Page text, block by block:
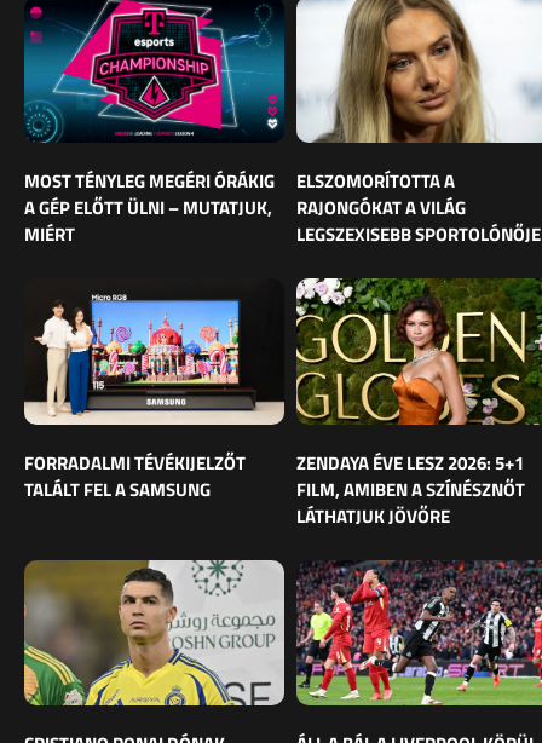
MOST TÉNYLEG MEGÉRI ÓRÁKIG
A GÉP ELŐTT ÜLNI – MUTATJUK,
MIÉRT
ELSZOMORÍTOTTA A
RAJONGÓKAT A VILÁG
LEGSZEXISEBB SPORTOLÓNŐJE
FORRADALMI TÉVÉKIJELZŐT
TALÁLT FEL A SAMSUNG
ZENDAYA ÉVE LESZ 2026: 5+1
FILM, AMIBEN A SZÍNÉSZNŐT
LÁTHATJUK JÖVŐRE